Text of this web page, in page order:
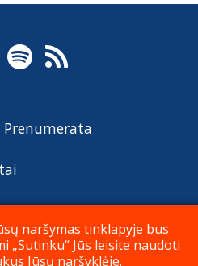
Prenumerata
Tradicija 2026
naršymas tinklapyje bus
„Sutinku“ Jūs leisite naudoti
Jūsų naršyklėje.